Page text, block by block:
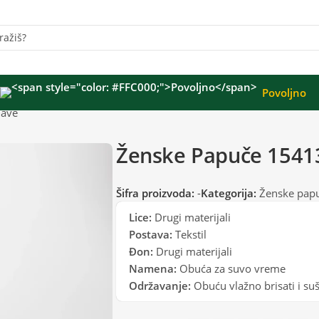
Povoljno
Ženske Papuče
Šifra proizvoda: -Kategorija: Ženske
Lice: Drugi materijali
Postava: Tekstil
Đon: Drugi materijali
Namena: Obuća za suvo vreme
Održavanje: Obuću vlažno brisati i